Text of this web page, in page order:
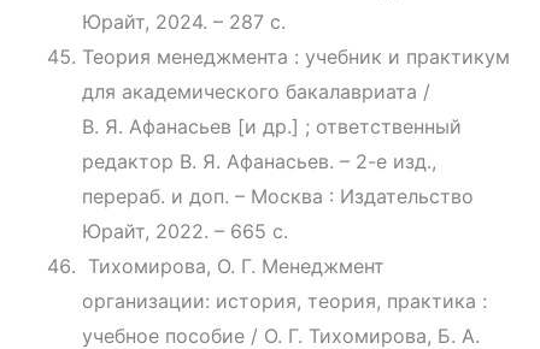
Юрайт, 2024. – 287 с.
Теория менеджмента : учебник и практикум
для академического бакалавриата /
В. Я. Афанасьев [и др.] ; ответственный
редактор В. Я. Афанасьев. – 2-е изд.,
перераб. и доп. – Москва : Издательство
Юрайт, 2022. – 665 с.
Тихомирова, О. Г. Менеджмент
организации: история, теория, практика :
учебное пособие / О. Г. Тихомирова, Б. А.